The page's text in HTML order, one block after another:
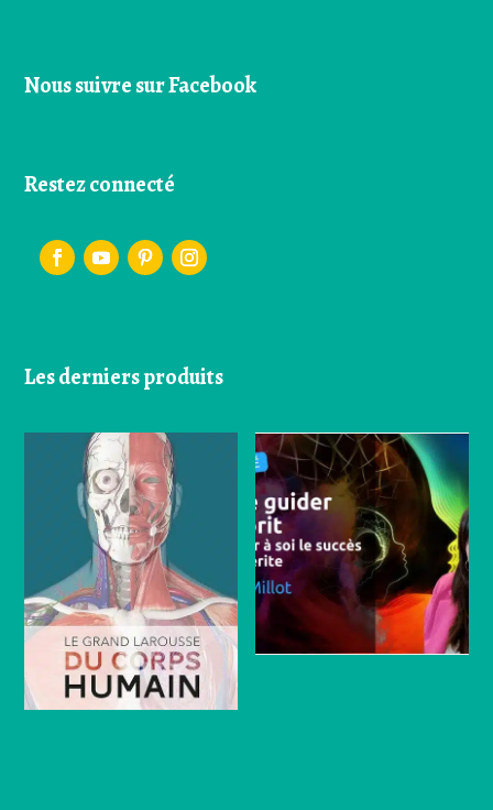
Nous suivre sur Facebook
Restez connecté
Les derniers produits